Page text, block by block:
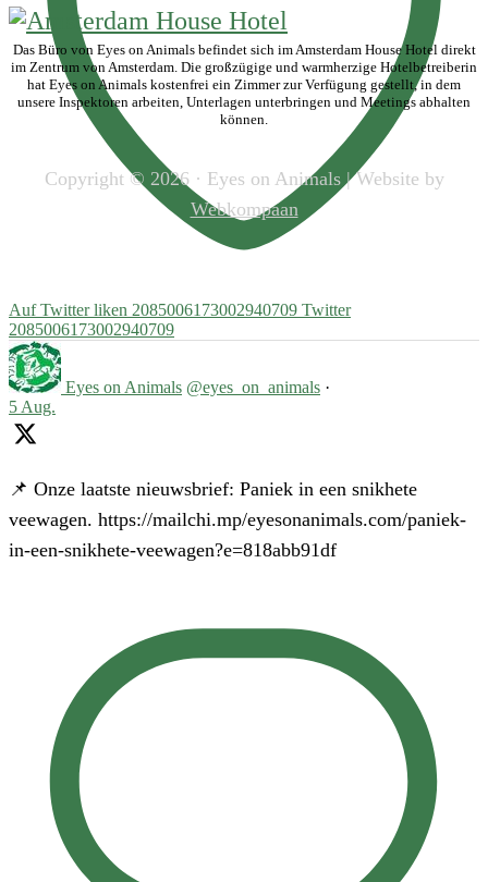
Auf Twitter liken 2085006173002940709 Twitter
2085006173002940709
Eyes on Animals @eyes_on_animals ·
5 Aug.
📌 Onze laatste nieuwsbrief: Paniek in een snikhete
veewagen. https://mailchi.mp/eyesonanimals.com/paniek-
in-een-snikhete-veewagen?e=818abb91df
Das Büro von Eyes on Animals befindet sich im Amsterdam House Hotel direkt
im Zentrum von Amsterdam. Die großzügige und warmherzige Hotelbetreiberin
hat Eyes on Animals kostenfrei ein Zimmer zur Verfügung gestellt, in dem
unsere Inspektoren arbeiten, Unterlagen unterbringen und Meetings abhalten
können.
Copyright © 2026 · Eyes on Animals | Website by
Webkompaan